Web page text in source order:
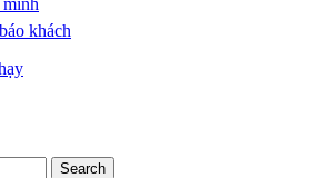
khách
Search